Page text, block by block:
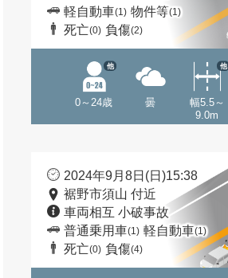
軽自動車(1) 物件等(1)
死亡(0) 負傷(2)
0～24歳
他
曇
幅5.5～
9.0m
他
2024年9月8日(日)15:38
裾野市須山 付近
車両相互 小破事故
普通乗用車(1) 軽自動車(1)
死亡(0) 負傷(4)